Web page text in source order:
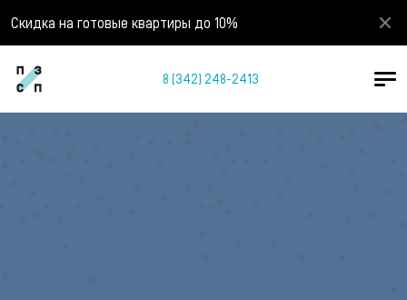
Скидка на готовые квартиры до 10%
8 (342) 248-2413